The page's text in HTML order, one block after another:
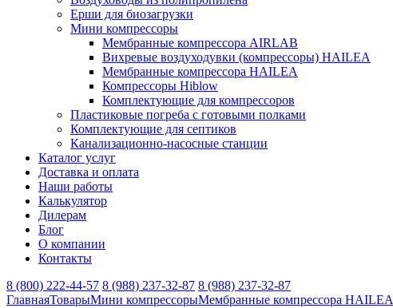
Ерши для биозагрузки
Мини компрессоры
Мембранные компрессора AIRLAB
Вихревые воздуходувки (компрессоры) HAILEA
Мембранные компрессора HAILEA
Компрессоры Hiblow
Комплектующие для компрессоров
Пластиковые погреба с готовыми полками
Комплектующие для септиков
Канализационно-насосные станции
Каталог услуг
Доставка и оплата
Наши работы
Калькулятор
Дилерам
Блог
О компании
Контакты
8 (800) 222-44-57 8 (988) 237-32-87 8 (988) 237-32-87
ГлавнаяТоварыМини компрессорыМембранные компрессора HAILEA